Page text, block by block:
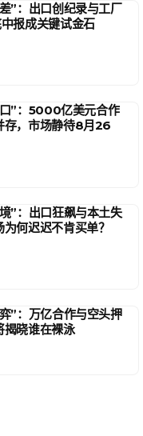
”：出口创纪录与工厂
报成关键试金石
”：5000亿美元合作
存，市场静待8月26
”：出口狂飙与本土失
何迟迟不肯买单？
”：万亿合作与空头押
揭晓谁在裸泳